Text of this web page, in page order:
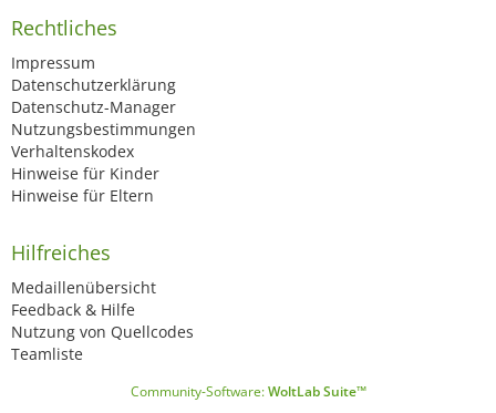
Rechtliches
Impressum
Datenschutzerklärung
Datenschutz-Manager
Nutzungsbestimmungen
Verhaltenskodex
Hinweise für Kinder
Hinweise für Eltern
Hilfreiches
Medaillenübersicht
Feedback & Hilfe
Nutzung von Quellcodes
Teamliste
Community-Software:WoltLab Suite™